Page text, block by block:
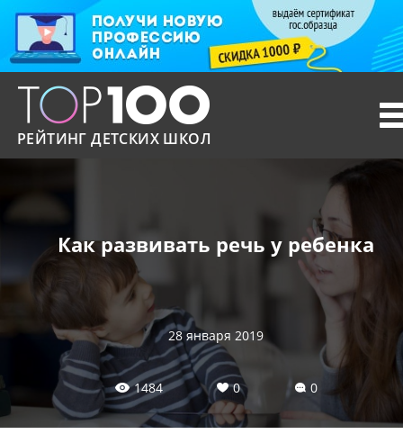
РЕЙТИНГ ДЕТСКИХ ШКОЛ
Как развивать речь у ребенка
28 января 2019
1484 0 0